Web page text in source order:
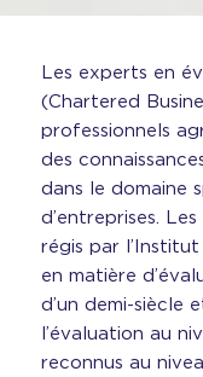
Les experts en
(Chartered
professionnels
des
dans le domaine
d’entreprises.
régis par
en matière
d’un demi-siècle
l’évaluation au
reconnus au